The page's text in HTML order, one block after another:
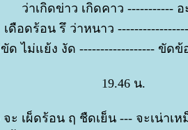
ว่าเกิดข่าว เกิดคาว ----------- อ
เดือดร้อน รึ ว่าหนาว
ด ไม่แย้ง งัด ------------------ ขัด
19.46 น.
จะ เผ็ดร้อน ฤ ชืดเย็น --- จะเน่า